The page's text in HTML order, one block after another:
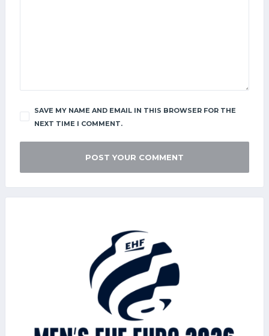
SAVE MY NAME AND EMAIL IN THIS BROWSER FOR THE
NEXT TIME I COMMENT.